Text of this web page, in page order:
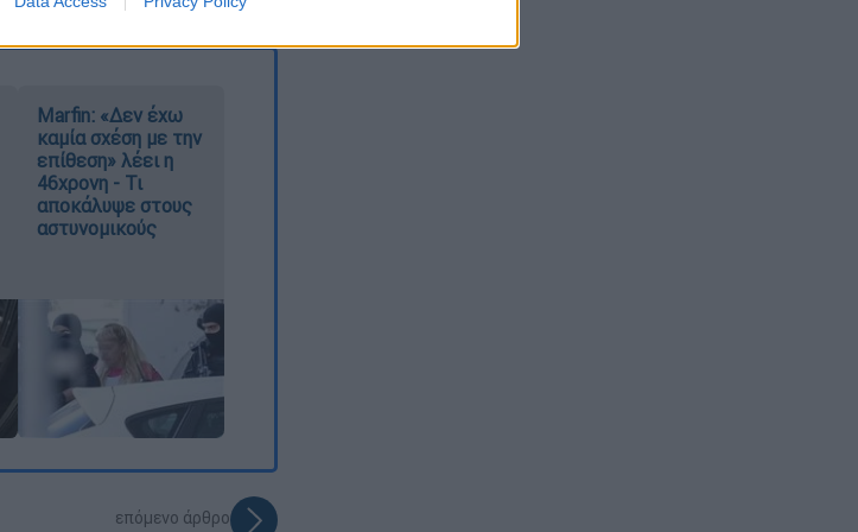
Marfin: «Δεν έχω
καμία σχέση με την
επίθεση» λέει η
46χρονη - Τι
αποκάλυψε στους
αστυνομικούς
επόμενο άρθρο